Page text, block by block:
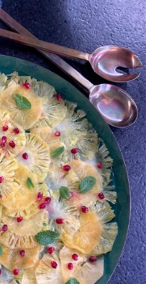
exotiques,
,recette-home,Thé